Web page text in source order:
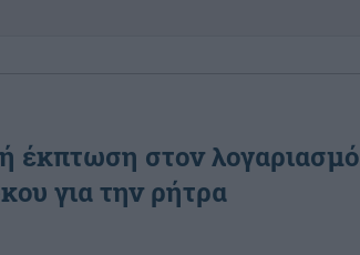
έκπτωση στον λογαριασμό
για την ρήτρα